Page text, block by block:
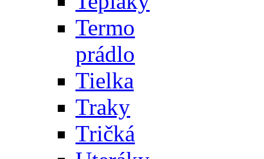
Termo
prádlo
Tielka
Traky
Tričká